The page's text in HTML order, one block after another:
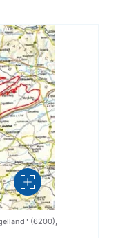
Vergrößern
(6200),